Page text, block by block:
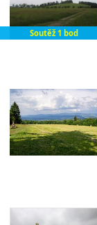
Soutěž 1 bod